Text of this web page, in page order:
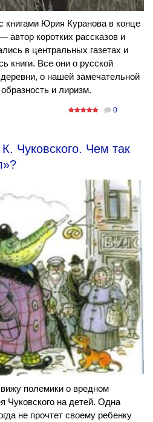
книгами Юрия Куранова в конце
автор коротких рассказов и
в центральных газетах и
книги. Все они о русской
о нашей замечательной
и лиризм.
0
К. Чуковского. Чем так
полемики о вредном
Чуковского на детей. Одна
не прочтет своему ребенку